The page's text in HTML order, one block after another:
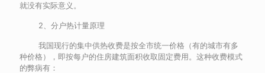
就没有实际意义。
2、分户热计量原理
我国现行的集中供热收费是按全市统一价格（有的城市有多
种价格），即按每户的住房建筑面积收取固定费用。这种收费模式
的弊病有：